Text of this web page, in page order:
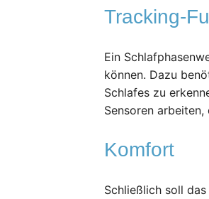
Tracking-
Ein
können. Dazu
Schlafes zu
Sensoren
Komfort
Schließlich soll